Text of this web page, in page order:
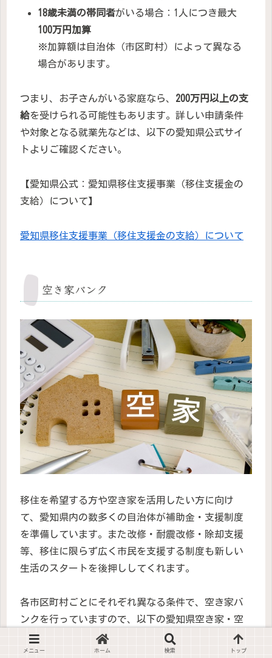
18歳未満の帯同者がいる場合：1人につき最大
100万円加算
※加算額は自治体（市区町村）によって異なる
場合があります。
つまり、お子さんがいる家庭なら、 200万円以上の支
給を受けられる可能性もあります。詳しい申請条件
や対象となる就業先などは、以下の愛知県公式サイ
トよりご確認ください。
【愛知県公式：愛知県移住支援事業（移住支援金の
支給）について】
愛知県移住支援事業（移住支援金の支給）について
空き家バンク
移住を希望する方や空き家を活用したい方に向け
て、愛知県内の数多くの自治体が補助金・支援制度
を準備しています。また改修・耐震改修・除却支援
等、移住に限らず広く市民を支援する制度も新しい
生活のスタートを後押ししてくれます。
各市区町村ごとにそれぞれ異なる条件で、空き家バ
ンクを行っていますので、以下の愛知県空き家・空
き地バンクポータルサイトからご確認ください。
メニュー ホーム 検索 トップ